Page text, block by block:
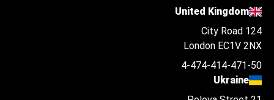
United Kingdom
124 City Road
London EC1V 2NX
4-474-414-471-50
Ukraine